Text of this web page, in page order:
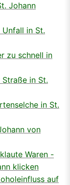
Johann
in St.
zu schnell in
in St.
in St.
von
Waren -
klicken
auf